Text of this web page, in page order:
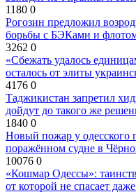
1180 0
Рогозин предложил
борьбы с БЭКами и
3262 0
«Сбежать удалось
осталось от элиты
4176 0
Таджикистан запретил
дойдут до такого же
1840 0
Новый пожар у одесского
поражённом судне в
10076 0
«Кошмар Одессы»:
от которой не спасает